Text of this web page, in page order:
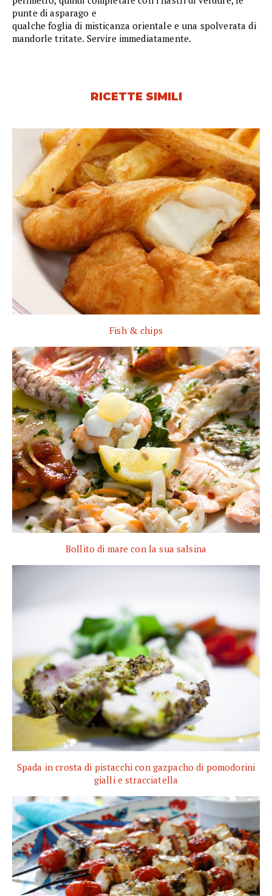
punte di asparago e
qualche foglia di misticanza orientale e una spolverata di
mandorle tritate. Servire immediatamente.
RICETTE SIMILI
Fish & chips
Bollito di mare con la sua salsina
Spada in crosta di pistacchi con gazpacho di pomodorini
gialli e stracciatella